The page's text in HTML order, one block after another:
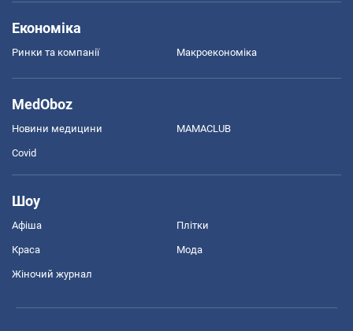
Економіка
Ринки та компанії Макроекономіка
MedOboz
Новини медицини MAMACLUB
Covid
Шоу
Афіша Плітки
Краса Мода
Жіночий журнал